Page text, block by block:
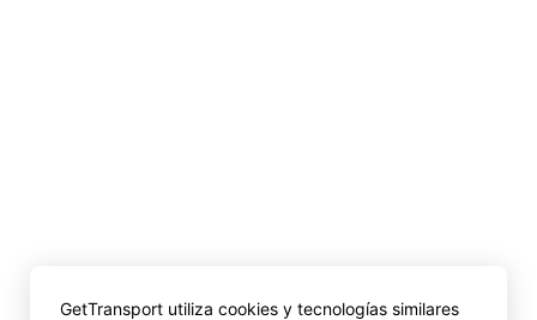
GetTransport utiliza cookies y tecnologías similares